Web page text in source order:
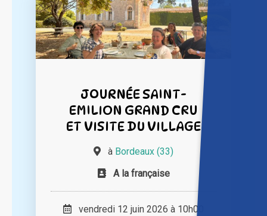
JOURNÉE SAINT-
EMILION GRAND CRU
ET VISITE DU VILLAGE
à Bordeaux (33)
A la française
vendredi 12 juin 2026 à 10h00